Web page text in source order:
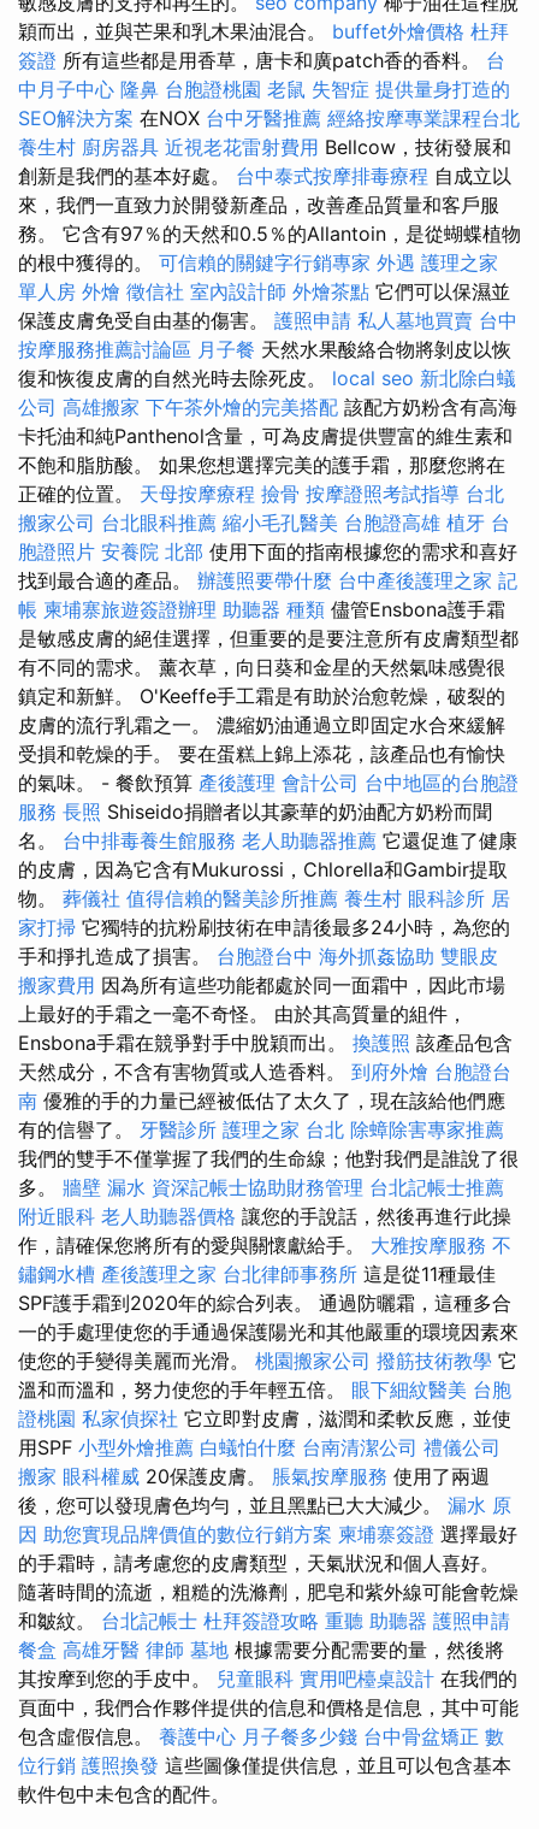
穎而出，並與芒果和乳木果油混合。 buffet外燴價格 杜拜
簽證 所有這些都是用香草，唐卡和廣patch香的香料。 台
中月子中心 隆鼻 台胞證桃園 老鼠 失智症 提供量身打造的
SEO解決方案 在NOX 台中牙醫推薦 經絡按摩專業課程台北
養生村 廚房器具 近視老花雷射費用 Bellcow，技術發展和
創新是我們的基本好處。 台中泰式按摩排毒療程 自成立以
來，我們一直致力於開發新產品，改善產品質量和客戶服
務。 它含有97％的天然和0.5％的Allantoin，是從蝴蝶植物
的根中獲得的。 可信賴的關鍵字行銷專家 外遇 護理之家
單人房 外燴 徵信社 室內設計師 外燴茶點 它們可以保濕並
保護皮膚免受自由基的傷害。 護照申請 私人墓地買賣 台中
按摩服務推薦討論區 月子餐 天然水果酸絡合物將剝皮以恢
復和恢復皮膚的自然光時去除死皮。 local seo 新北除白蟻
公司 高雄搬家 下午茶外燴的完美搭配 該配方奶粉含有高海
卡托油和純Panthenol含量，可為皮膚提供豐富的維生素和
不飽和脂肪酸。 如果您想選擇完美的護手霜，那麼您將在
正確的位置。 天母按摩療程 撿骨 按摩證照考試指導 台北
搬家公司 台北眼科推薦 縮小毛孔醫美 台胞證高雄 植牙 台
胞證照片 安養院 北部 使用下面的指南根據您的需求和喜好
找到最合適的產品。 辦護照要帶什麼 台中產後護理之家 記
帳 柬埔寨旅遊簽證辦理 助聽器 種類 儘管Ensbona護手霜
是敏感皮膚的絕佳選擇，但重要的是要注意所有皮膚類型都
有不同的需求。 薰衣草，向日葵和金星的天然氣味感覺很
鎮定和新鮮。 O'Keeffe手工霜是有助於治愈乾燥，破裂的
皮膚的流行乳霜之一。 濃縮奶油通過立即固定水合來緩解
受損和乾燥的手。 要在蛋糕上錦上添花，該產品也有愉快
的氣味。 - 餐飲預算 產後護理 會計公司 台中地區的台胞證
服務 長照 Shiseido捐贈者以其豪華的奶油​​配方奶粉而聞
名。 台中排毒養生館服務 老人助聽器推薦 它還促進了健康
的皮膚，因為它含有Mukurossi，Chlorella和Gambir提取
物。 葬儀社 值得信賴的醫美診所推薦 養生村 眼科診所 居
家打掃 它獨特的抗粉刷技術在申請後最多24小時，為您的
手和掙扎造成了損害。 台胞證台中 海外抓姦協助 雙眼皮
搬家費用 因為所有這些功能都處於同一面霜中，因此市場
上最好的手霜之一毫不奇怪。 由於其高質量的組件，
Ensbona手霜在競爭對手中脫穎而出。 換護照 該產品包含
天然成分，不含有害物質或人造香料。 到府外燴 台胞證台
南 優雅的手的力量已經被低估了太久了，現在該給他們應
有的信譽了。 牙醫診所 護理之家 台北 除蟑除害專家推薦
我們的雙手不僅掌握了我們的生命線；他對我們是誰說了很
多。 牆壁 漏水 資深記帳士協助財務管理 台北記帳士推薦
附近眼科 老人助聽器價格 讓您的手說話，然後再進行此操
作，請確保您將所有的愛與關懷獻給手。 大雅按摩服務 不
鏽鋼水槽 產後護理之家 台北律師事務所 這是從11種最佳
SPF護手霜到2020年的綜合列表。 通過防曬霜，這種多合
一的手處理使您的手通過保護陽光和其他嚴重的環境因素來
使您的手變得美麗而光滑。 桃園搬家公司 撥筋技術教學 它
溫和而溫和，努力使您的手年輕五倍。 眼下細紋醫美 台胞
證桃園 私家偵探社 它立即對皮膚，滋潤和柔軟反應，並使
用SPF 小型外燴推薦 白蟻怕什麼 台南清潔公司 禮儀公司
搬家 眼科權威 20保護皮膚。 脹氣按摩服務 使用了兩週
後，您可以發現膚色均勻，並且黑點已大大減少。 漏水 原
因 助您實現品牌價值的數位行銷方案 柬埔寨簽證 選擇最好
的手霜時，請考慮您的皮膚類型，天氣狀況和個人喜好。
隨著時間的流逝，粗糙的洗滌劑，肥皂和紫外線可能會乾燥
和皺紋。 台北記帳士 杜拜簽證攻略 重聽 助聽器 護照申請
餐盒 高雄牙醫 律師 墓地 根據需要分配需要的量，然後將
其按摩到您的手皮中。 兒童眼科 實用吧檯桌設計 在我們的
頁面中，我們合作夥伴提供的信息和價格是信息，其中可能
包含虛假信息。 養護中心 月子餐多少錢 台中骨盆矯正 數
位行銷 護照換發 這些圖像僅提供信息，並且可以包含基本
軟件包中未包含的配件。